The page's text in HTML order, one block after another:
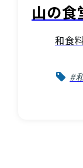
山の食
和食
#